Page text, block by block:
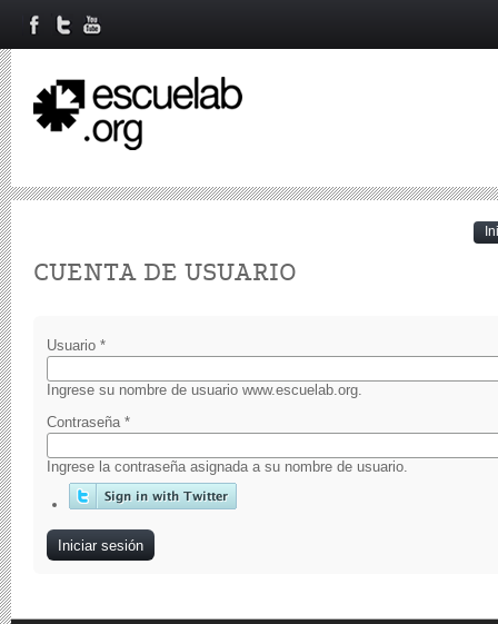
CUENTA DE USUARIO
Usuario *
Ingrese su nombre de usuario www.escuelab.org.
Contraseña *
Ingrese la contraseña asignada a su nombre de usuario.